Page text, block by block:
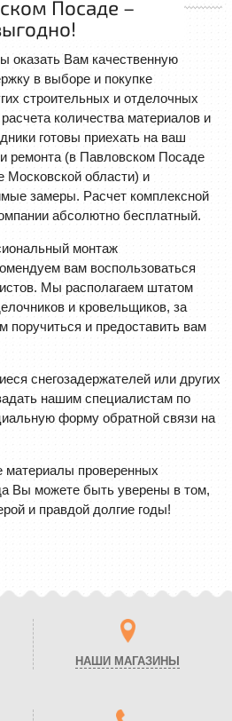
Посаде –
оказать Вам качественную
в выборе и покупке
строительных и отделочных
количества материалов и
готовы приехать на ваш
ремонта (в Павловском Посаде
Московской области) и
замеры. Расчет комплексной
абсолютно бесплатный.
монтаж
вам воспользоваться
Мы располагаем штатом
и кровельщиков, за
и предоставить вам
снегозадержателей или других
нашим специалистам по
форму обратной связи на
материалы проверенных
Вы можете быть уверены в том,
и правдой долгие годы!
НАШИ МАГАЗИНЫ